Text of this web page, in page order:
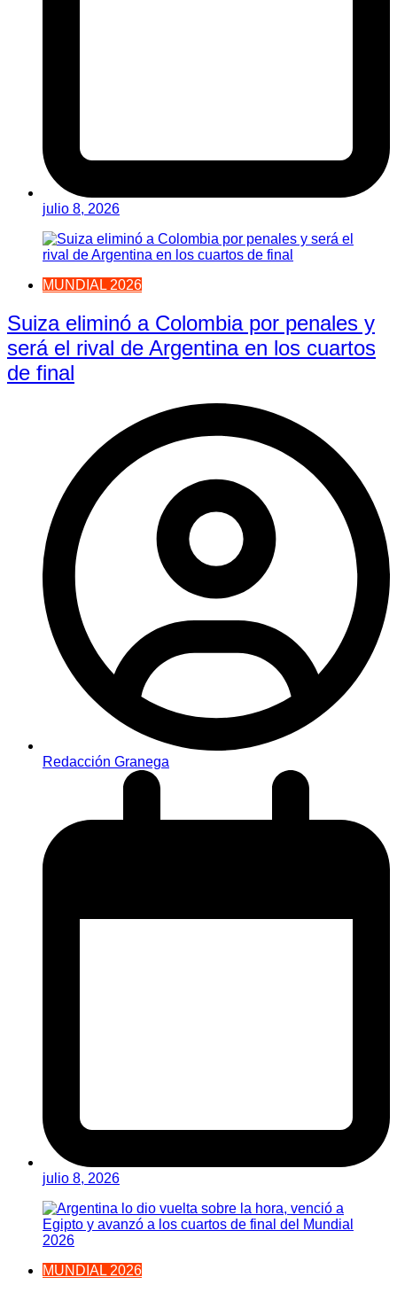
julio 8, 2026
MUNDIAL 2026
Suiza eliminó a Colombia por penales y
será el rival de Argentina en los cuartos
de final
Redacción Granega
julio 8, 2026
MUNDIAL 2026